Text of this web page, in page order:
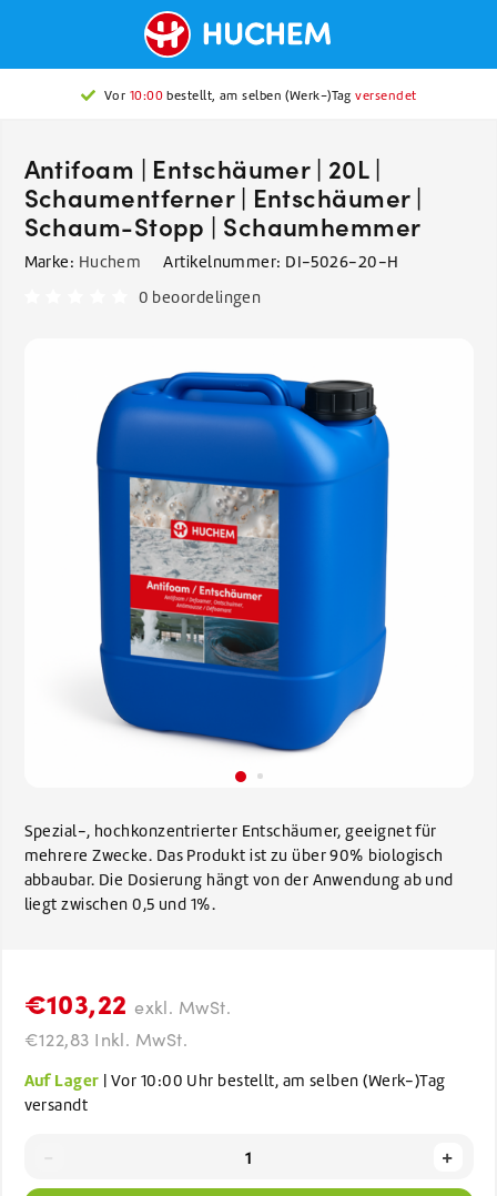
Vor 10:00bestellt, am selben (Werk-)Tagversendet
Antifoam | Entschäumer | 20L |
Schaumentferner | Entschäumer |
Schaum-Stopp | Schaumhemmer
Marke: Huchem Artikelnummer: DI-5026-20-H
0 beoordelingen
Spezial-, hochkonzentrierter Entschäumer, geeignet für
mehrere Zwecke. Das Produkt ist zu über 90% biologisch
abbaubar. Die Dosierung hängt von der Anwendung ab und
liegt zwischen 0,5 und 1%.
€103,22 exkl. MwSt.
€122,83 Inkl. MwSt.
Auf Lager | Vor 10:00 Uhr bestellt, am selben (Werk-)Tag
versandt
+